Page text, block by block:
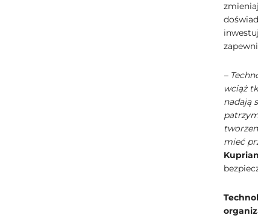
–
wciąż
nadają
mieć